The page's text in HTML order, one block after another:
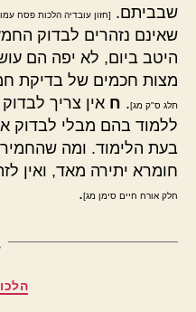
שבביתם.
[חזון עובדיה הלכות פסח
שאינם נזהרים לבדוק
היטב ביום, לא יפה הם
מצות חכמים של בדיקת
תלג ס"ק מג]. ח אין צריך
ללמוד בהם מבלי לבדוק
בעת הלימוד. ומה שהחמיר
חומרא יתירה מאד, ואין
חלק אורח חיים סימן מג].